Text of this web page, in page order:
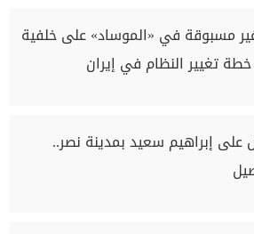
مسبوقة في «الموساد» على خلفية
تغيير النظام في إيران
على إبراهيم سعيد بمدينة نصر..